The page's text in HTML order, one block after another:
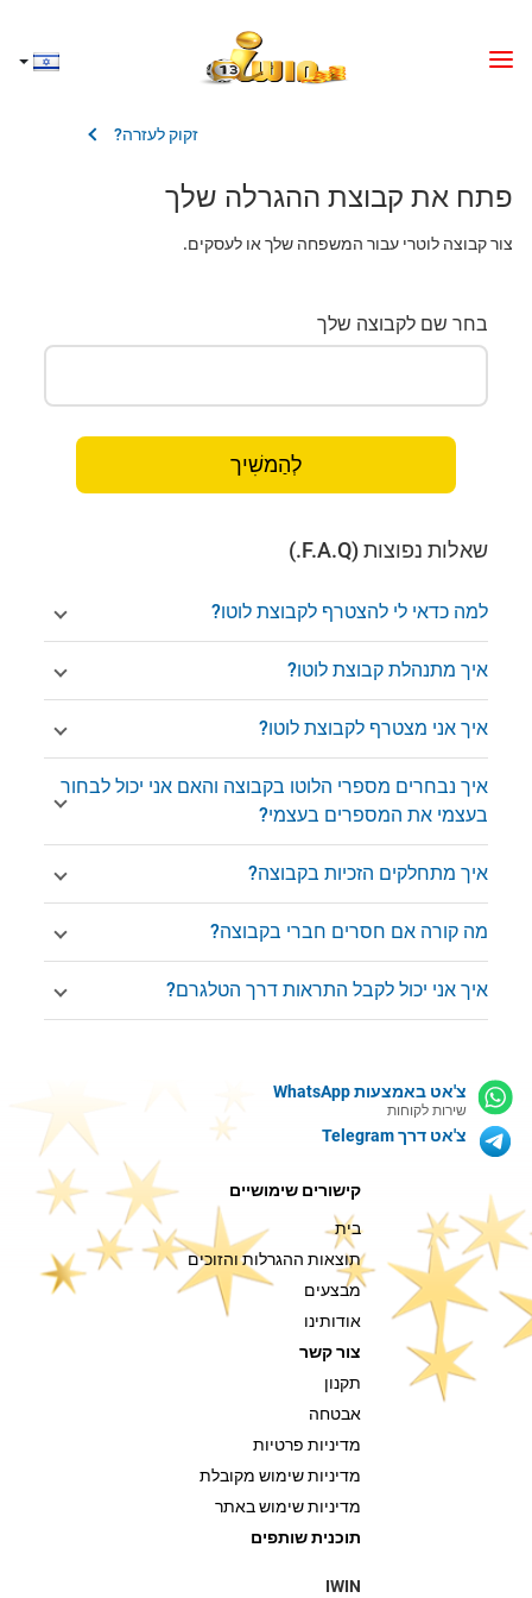
פתח את קבוצת ההגרלה שלך
צור קבוצה לוטרי עבור המשפחה שלך או לעסקים.
זקוק לעזרה?
בחר שם לקבוצה שלך
לְהַמשִׁיך
שאלות נפוצות (F.A.Q.)
למה כדאי לי להצטרף לקבוצת לוטו?
איך מתנהלת קבוצת לוטו?
איך אני מצטרף לקבוצת לוטו?
איך נבחרים מספרי הלוטו בקבוצה והאם אני יכול לבחור
בעצמי את המספרים בעצמי?
איך מתחלקים הזכיות בקבוצה?
מה קורה אם חסרים חברי בקבוצה?
איך אני יכול לקבל התראות דרך הטלגרם?
צ'אט באמצעות WhatsApp
שירות לקוחות
צ'אט דרך Telegram
קישורים שימושיים
בית
תוצאות ההגרלות והזוכים
מבצעים
אודותינו
צור קשר
תקנון
אבטחה
מדיניות פרטיות
מדיניות שימוש מקובלת
מדיניות שימוש באתר
תוכנית שותפים
IWIN